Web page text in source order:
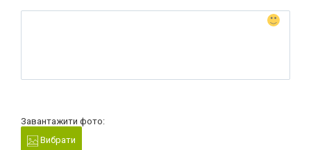
Завантажити фото:
Вибрати